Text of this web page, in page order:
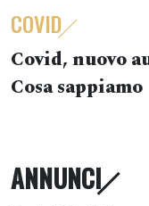
COVID
Covid, nuovo
Cosa sappiamo
ANNUNCI